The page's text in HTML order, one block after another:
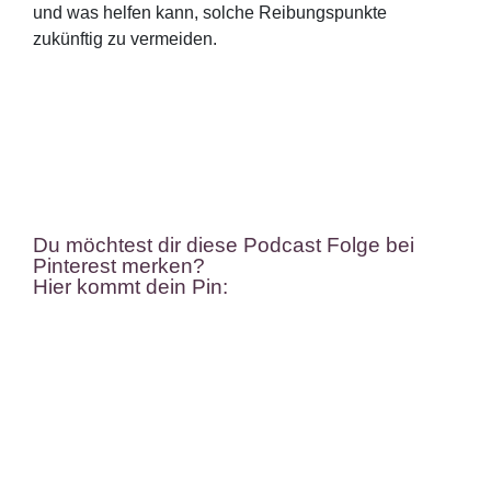
und was helfen kann, solche Reibungspunkte
zukünftig zu vermeiden.
Du möchtest dir diese Podcast Folge bei
Pinterest merken?
Hier kommt dein Pin: